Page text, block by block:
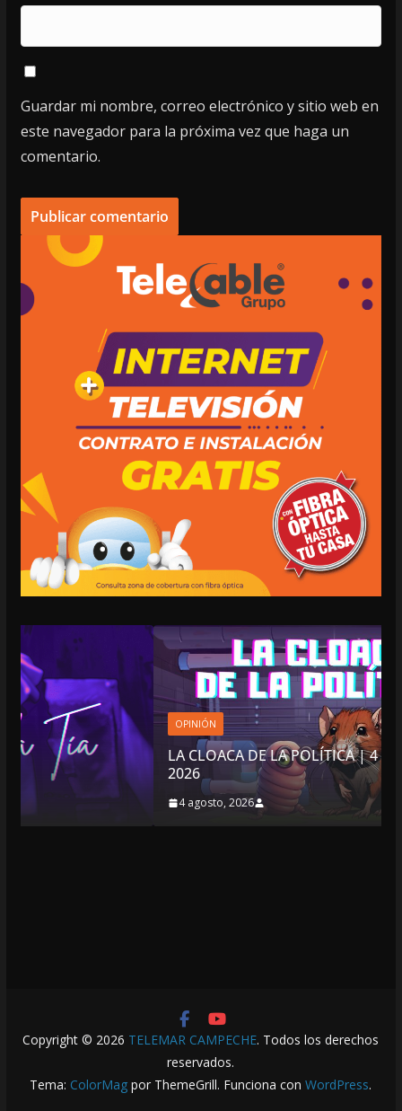
Guardar mi nombre, correo electrónico y sitio web en
este navegador para la próxima vez que haga un
comentario.
OPINIÓN
LA CLOACA DE LA POLÍTICA | 4 DE AGOSTO DE
2026
4 agosto, 2026
Copyright © 2026 TELEMAR CAMPECHE. Todos los derechos
reservados.
Tema: ColorMag por ThemeGrill. Funciona conWordPress.